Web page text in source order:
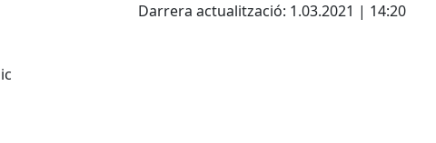
Darrera actualització: 1.03.2021 | 14:20